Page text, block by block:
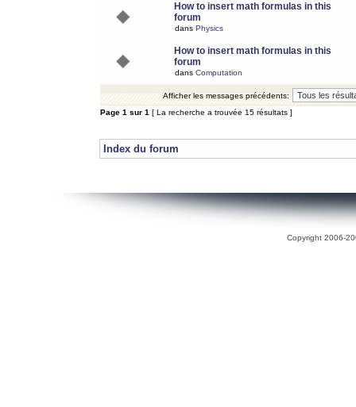
How to insert math formulas in this
forum
dans Physics
How to insert math formulas in this
forum
dans Computation
Afficher les messages précédents:
Page 1 sur 1 [ La recherche a trouvée 15 résultats ]
Index du forum
Copyright 2006-